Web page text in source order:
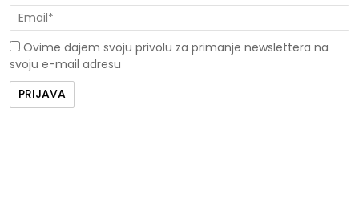
Ovime dajem svoju privolu za primanje newslettera na
svoju e-mail adresu